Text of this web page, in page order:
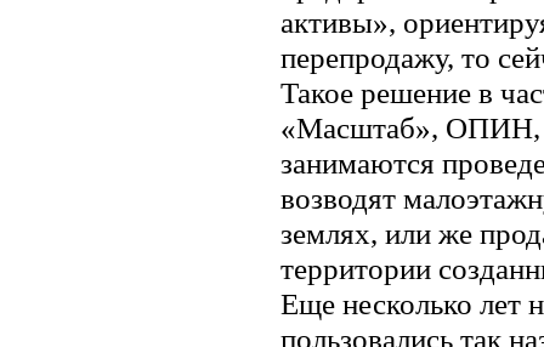
активы»,
перепродажу, то
Такое решение в
«Масштаб», ОПИН,
занимаются
возводят
землях, или же
территории
Еще несколько лет
пользовались так